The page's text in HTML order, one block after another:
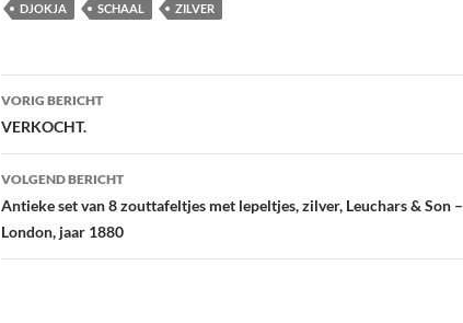
DJOKJA SCHAAL ZILVER
Berichtnavigatie
VORIG BERICHT
VERKOCHT.
VOLGEND BERICHT
Antieke set van 8 zouttafeltjes met lepeltjes, zilver, Leuchars & Son –
London, jaar 1880